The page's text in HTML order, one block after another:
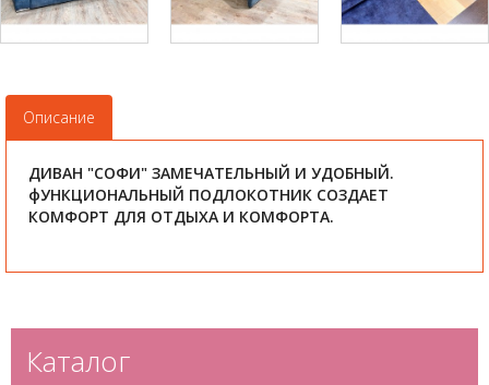
Описание
ДИВАН "СОФИ" ЗАМЕЧАТЕЛЬНЫЙ И УДОБНЫЙ.
фУНКЦИОНАЛЬНЫЙ ПОДЛОКОТНИК СОЗДАЕТ
КОМФОРТ ДЛЯ ОТДЫХА И КОМФОРТА.
Каталог